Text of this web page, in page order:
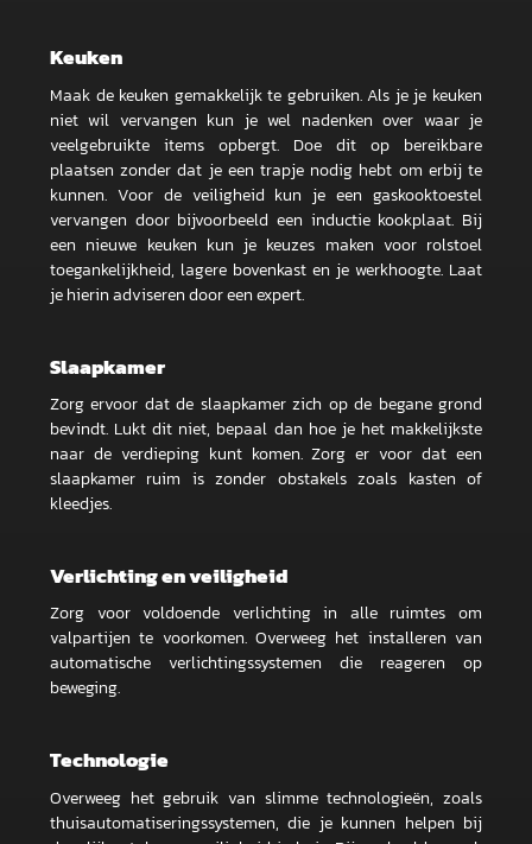
Keuken
Maak de keuken gemakkelijk te gebruiken. Als je je keuken
niet wil vervangen kun je wel nadenken over waar je
veelgebruikte items opbergt. Doe dit op bereikbare
plaatsen zonder dat je een trapje nodig hebt om erbij te
kunnen. Voor de veiligheid kun je een gaskooktoestel
vervangen door bijvoorbeeld een inductie kookplaat. Bij
een nieuwe keuken kun je keuzes maken voor rolstoel
toegankelijkheid, lagere bovenkast en je werkhoogte. Laat
je hierin adviseren door een expert.
Slaapkamer
Zorg ervoor dat de slaapkamer zich op de begane grond
bevindt. Lukt dit niet, bepaal dan hoe je het makkelijkste
naar de verdieping kunt komen. Zorg er voor dat een
slaapkamer ruim is zonder obstakels zoals kasten of
kleedjes.
Verlichting en veiligheid
Zorg voor voldoende verlichting in alle ruimtes om
valpartijen te voorkomen. Overweeg het installeren van
automatische verlichtingssystemen die reageren op
beweging.
Technologie
Overweeg het gebruik van slimme technologieën, zoals
thuisautomatiseringssystemen, die je kunnen helpen bij